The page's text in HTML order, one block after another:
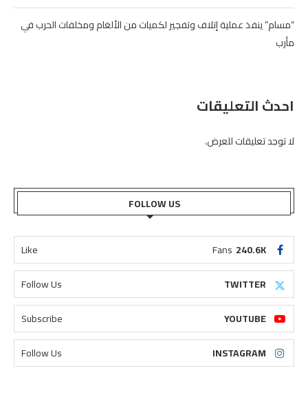
“مسام” ينفذ عملية إتلاف وتفجير لكميات من الألغام ومخلفات الحرب في
مأرب
احدث التعليقات
لا توجد تعليقات للعرض.
FOLLOW US
240.6K
Fans
Like
TWITTER
Follow Us
YOUTUBE
Subscribe
INSTAGRAM
Follow Us